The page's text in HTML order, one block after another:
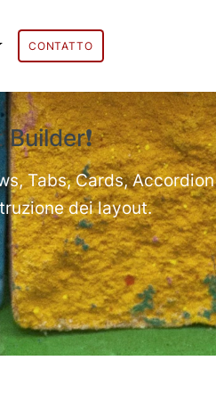
CONTATTO
Tabs, Cards,
dei layout.